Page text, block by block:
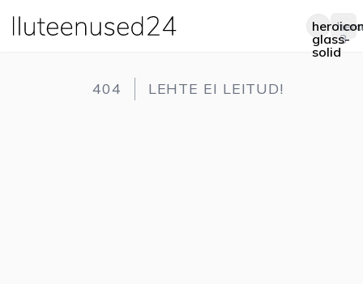
glass-
solid
3
404 LEHTE EI LEITUD!